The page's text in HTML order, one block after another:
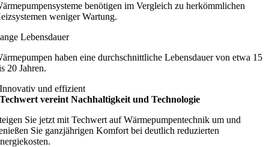
benötigen im Vergleich zu herkömmlichen
weniger Wartung.
Lebensdauer
haben eine durchschnittliche Lebensdauer von etwa 15
20 Jahren.
Innovativ und effizient
Techwert vereint Nachhaltigkeit und Technologie
Sie jetzt mit Techwert auf Wärmepumpentechnik um und
Sie ganzjährigen Komfort bei deutlich reduzierten